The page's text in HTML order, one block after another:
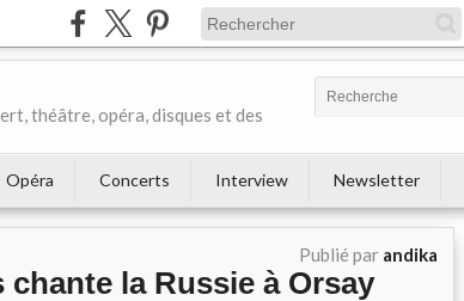
théâtre, opéra, disques et des
Opéra Concerts Interview Newsletter
Publié par andika
la Russie à Orsay